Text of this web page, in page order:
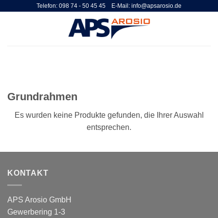
Telefon: 098 74 - 50 45 45 E-Mail: info@apsarosio.de
Grundrahmen
Es wurden keine Produkte gefunden, die Ihrer Auswahl
entsprechen.
KONTAKT
APS Arosio GmbH
Gewerbering 1-3